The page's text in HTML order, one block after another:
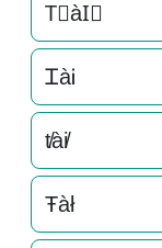
T⃒àI⃒
ᏆàᎥ
t̸ài̸
Ŧàł